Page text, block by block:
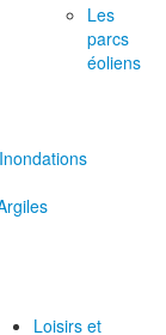
Les
parcs
éoliens
Loisirs et